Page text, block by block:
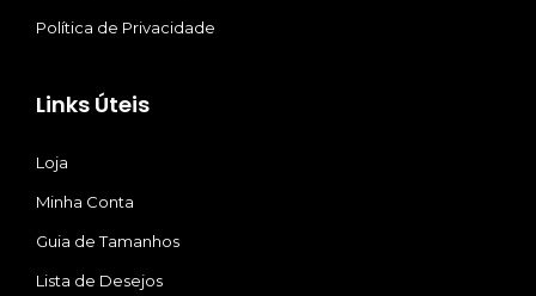
Política de Privacidade
Links Úteis
Loja
Minha Conta
Guia de Tamanhos
Lista de Desejos